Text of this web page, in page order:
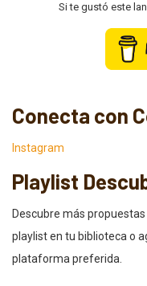
Si te gustó este
Conecta con
Instagram
Playlist
Descubre más
playlist en tu biblioteca o
plataforma preferida.